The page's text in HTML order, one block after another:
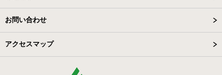
お問い合わせ
アクセスマップ